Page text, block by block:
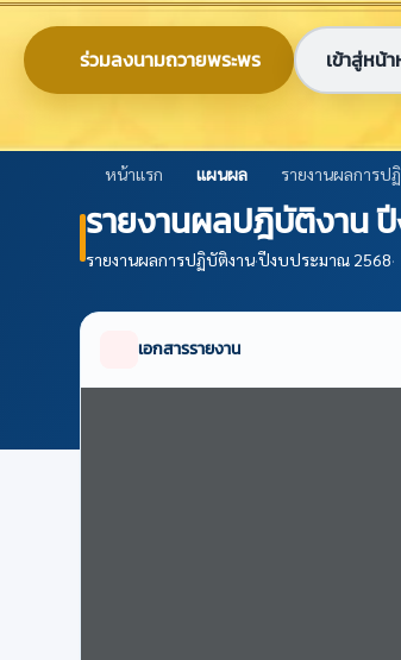
ร่วมลงนามถวายพระพร เข้าสู่หน้
0-2579-8161 nabc@nabc.go.th
ศูนย์ข้อมูลเกษตรแห่งชาติ
National Agricultural Big
หน้าแรก แผนผล รายงานผลการป
รายงานผลปฎิบัติงาน
รายงานผลการปฏิบัติงาน·ปีงบประมาณ 2568·
เอกสารรายงาน